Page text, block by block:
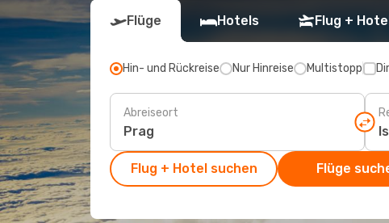
Flüge Hotels Flug +
Hin- und Rückreise Nur Hinreise Multistopp
Abreiseort
Flug + Hotel suchen Flüge